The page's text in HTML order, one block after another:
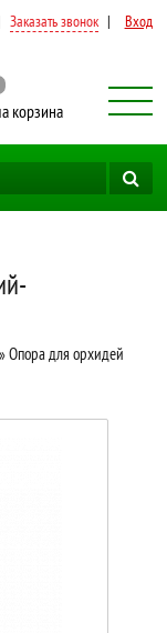
Заказать звонок | Вход
корзина
» Опора для орхидей